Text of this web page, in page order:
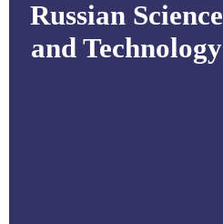
Russian Science
and Technology